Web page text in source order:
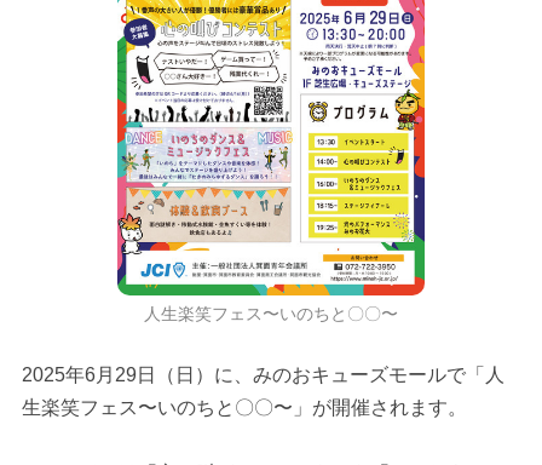
人生楽笑フェス〜いのちと〇〇〜
2025年6月29日（日）に、みのおキューズモールで「人
生楽笑フェス〜いのちと〇〇〜」が開催されます。